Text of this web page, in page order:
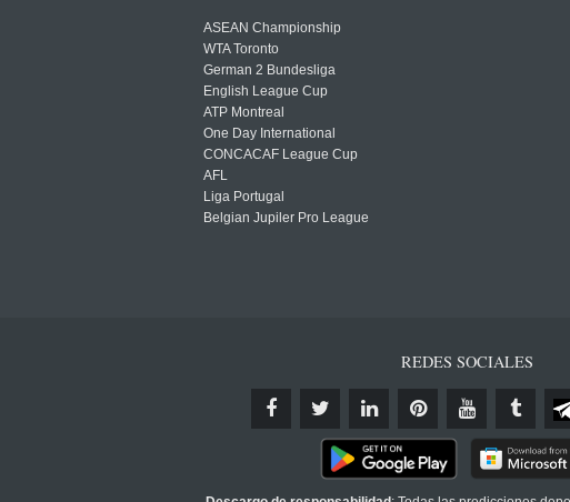
ASEAN Championship
WTA Toronto
German 2 Bundesliga
English League Cup
ATP Montreal
One Day International
CONCACAF League Cup
AFL
Liga Portugal
Belgian Jupiler Pro League
REDES SOCIALES